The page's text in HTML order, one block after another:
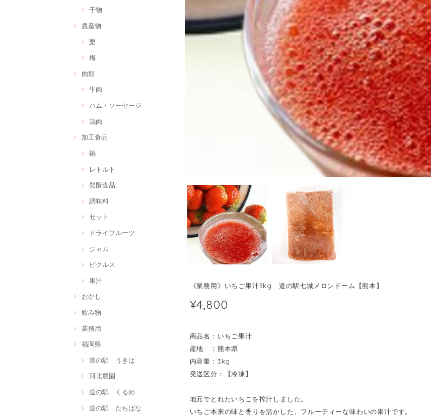
干物
農産物
栗
梅
肉類
牛肉
ハム・ソーセージ
鶏肉
加工食品
鍋
レトルト
発酵食品
調味料
セット
ドライフルーツ
ジャム
ピクルス
果汁
おかし
飲み物
業務用
福岡県
道の駅 うきは
河北農園
道の駅 くるめ
道の駅 たちばな
《業務用》いちご果汁3kg 道の駅七城メロンドーム【熊本】
¥4,800
商品名：いちご果汁
産地 ：熊本県
内容量：3kg
発送区分：【冷凍】
地元でとれたいちごを搾汁しました。
いちご本来の味と香りを活かした、フルーティーな味わいの果汁です。